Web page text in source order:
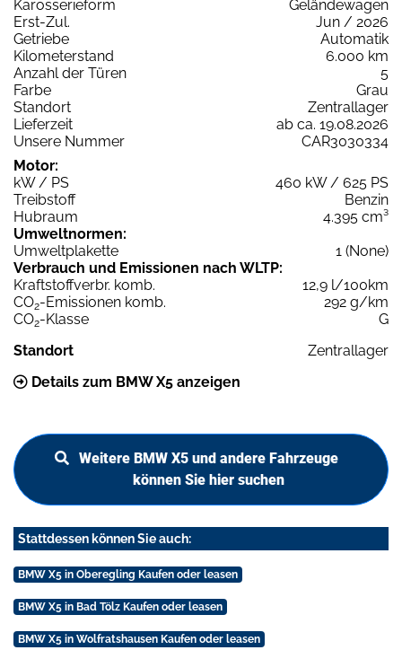
Karosserieform
Geländewagen
Erst-Zul.
Jun / 2026
Getriebe
Automatik
Kilometerstand
6.000 km
Anzahl der Türen
5
Farbe
Grau
Standort
Zentrallager
Lieferzeit
ab ca. 19.08.2026
Unsere Nummer
CAR3030334
Motor:
kW / PS
460 kW / 625 PS
Treibstoff
Benzin
Hubraum
4.395 cm³
Umweltnormen:
Umweltplakette
1 (None)
Verbrauch und Emissionen nach WLTP:
Kraftstoffverbr. komb.
12,9 l/100km
CO2-Emissionen komb.
292 g/km
CO2-Klasse
G
Standort
Zentrallager
Details zum BMW X5 anzeigen
Weitere BMW X5 und andere Fahrzeuge
können Sie hier suchen
Stattdessen können Sie auch:
BMW X5 in Oberegling Kaufen oder leasen
BMW X5 in Bad Tölz Kaufen oder leasen
BMW X5 in Wolfratshausen Kaufen oder leasen